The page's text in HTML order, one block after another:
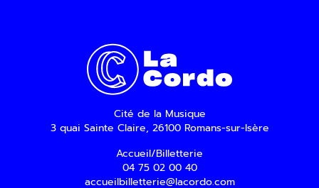
Cité de la Musique
3 quai Sainte Claire, 26100 Romans-sur-Isère
Accueil/Billetterie
04 75 02 00 40
accueilbilletterie@lacordo.com
Inscription